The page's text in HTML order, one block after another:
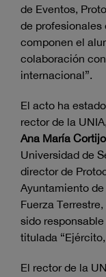
de Eventos,
de
componen el
colaboración
internacional”.
El acto ha
rector de la
Ana María Cortijo
Universidad de
director de
Ayuntamiento
Fuerza Terrestre,
sido
titulada
El rector de la